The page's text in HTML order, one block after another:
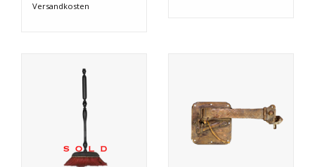
Versandkosten